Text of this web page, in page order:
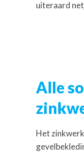
uiteraard
Alle
Het